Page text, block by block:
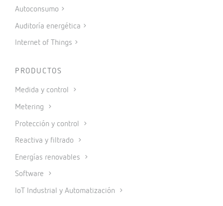
Autoconsumo
Auditoría energética
Internet of Things
PRODUCTOS
Medida y control
Metering
Protección y control
Reactiva y filtrado
Energías renovables
Software
IoT Industrial y Automatización